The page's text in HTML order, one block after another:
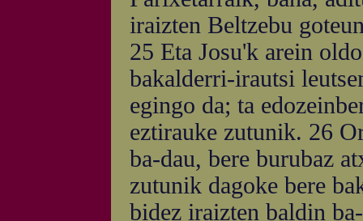
iraizten Beltzebu
25 Eta Josu'k arein
bakalderri-irautsi
egingo da; ta
eztirauke zutunik. 26
ba-dau, bere burubaz
zutunik dagoke bere
bidez iraizten baldin